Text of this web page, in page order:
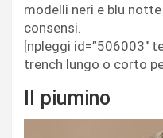
modelli neri e blu
consensi.
[npleggi id=”506003″
trench lungo o corto
Il piumino